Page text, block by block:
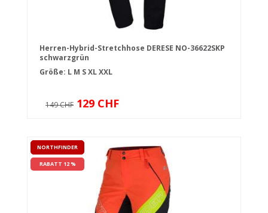
Herren-Hybrid-Stretchhose DERESE NO-36622SKP
schwarzgrün
Größe: L M SXLXXL
149 CHF 129 CHF
NORTHFINDER
RABATT 12 %